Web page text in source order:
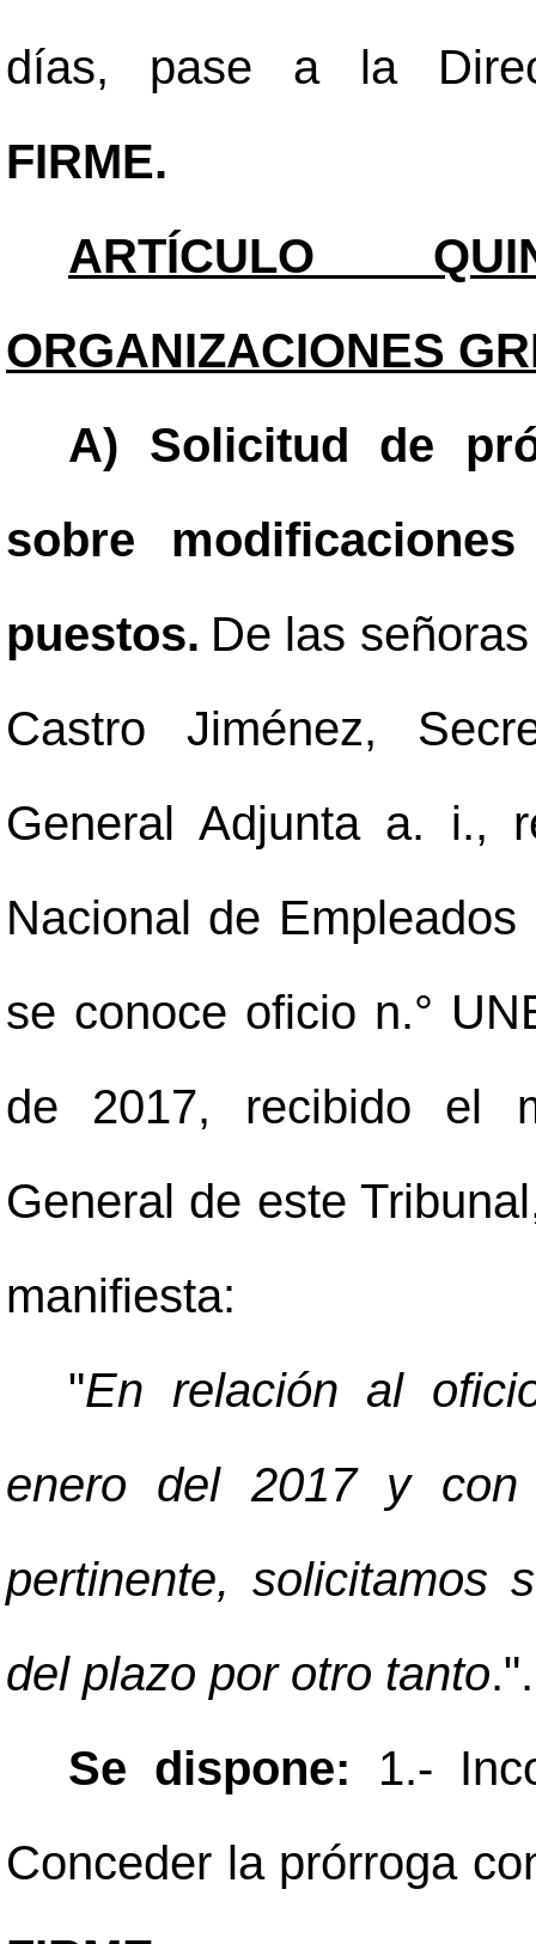
días, pase a la
FIRME.
ARTÍCULO
ORGANIZACIONES
A) Solicitud de
sobre
puestos. De las
Castro Jiménez,
General Adjunta a. i.,
Nacional de
se conoce oficio n.°
de 2017, recibido el
General de este
manifiesta:
"En relación al
enero del 2017 y
pertinente, solicitamos
del plazo por otro tanto.".
Se dispone: 1.-
Conceder la prórroga